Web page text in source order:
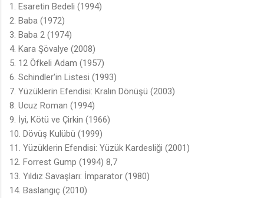
1. Esaretin Bedeli (1994)
2. Baba (1972)
3. Baba 2 (1974)
4. Kara Şövalye (2008)
5. 12 Öfkeli Adam (1957)
6. Schindler'in Listesi (1993)
7. Yüzüklerin Efendisi: Kralın Dönüşü (2003)
8. Ucuz Roman (1994)
9. İyi, Kötü ve Çirkin (1966)
10. Dövüş Kulübü (1999)
11. Yüzüklerin Efendisi: Yüzük Kardesliği (2001)
12. Forrest Gump (1994) 8,7
13. Yıldız Savaşları: İmparator (1980)
14. Baslangıç (2010)